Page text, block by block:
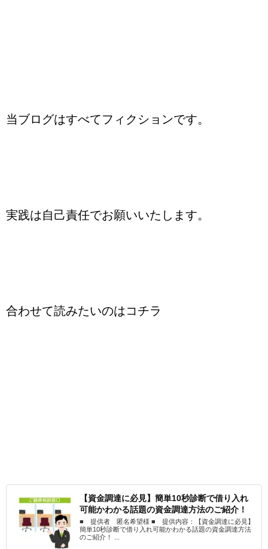
当ブログはすべてフィクションです。
実践は自己責任でお願いいたします。
合わせて読みたいのはコチラ
【資金調達に必見】簡単10秒診断で借り入れ
可能かわかる話題の資金調達方法のご紹介！
■ 提供者 匿名希望様 ■ 提供内容：【資金調達に必見】
簡単10秒診断で借り入れ可能かわかる話題の資金調達方法
のご紹介！ ...